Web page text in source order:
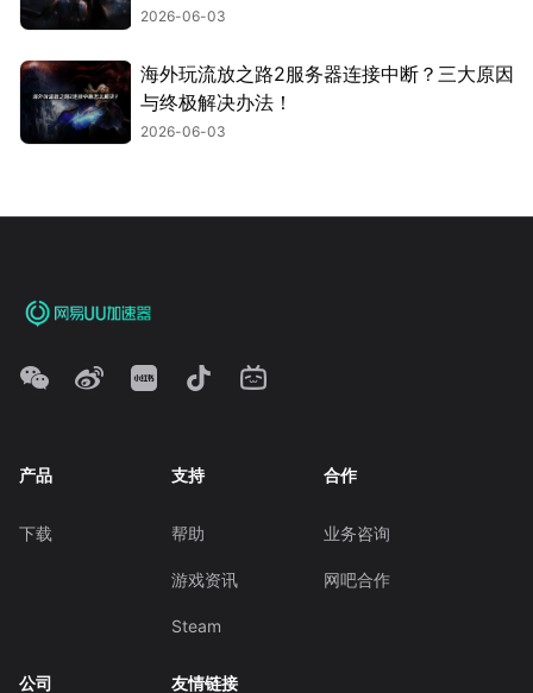
2026-06-03
海外玩流放之路2服务器连接中断？三大原因
与终极解决办法！
2026-06-03
产品
下载
支持
帮助
游戏资讯
Steam
合作
业务咨询
网吧合作
公司 友情链接